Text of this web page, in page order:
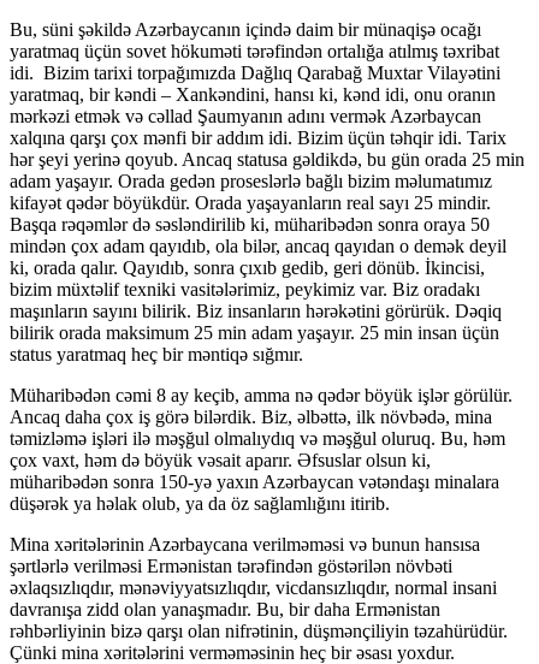
Bu, süni şəkildə Azərbaycanın içində daim bir münaqişə ocağı
yaratmaq üçün sovet hökuməti tərəfindən ortalığa atılmış təxribat
idi. Bizim tarixi torpağımızda Dağlıq Qarabağ Muxtar Vilayətini
yaratmaq, bir kəndi – Xankəndini, hansı ki, kənd idi, onu oranın
mərkəzi etmək və cəllad Şaumyanın adını vermək Azərbaycan
xalqına qarşı çox mənfi bir addım idi. Bizim üçün təhqir idi. Tarix
hər şeyi yerinə qoyub. Ancaq statusa gəldikdə, bu gün orada 25 min
adam yaşayır. Orada gedən proseslərlə bağlı bizim məlumatımız
kifayət qədər böyükdür. Orada yaşayanların real sayı 25 mindir.
Başqa rəqəmlər də səsləndirilib ki, müharibədən sonra oraya 50
mindən çox adam qayıdıb, ola bilər, ancaq qayıdan o demək deyil
ki, orada qalır. Qayıdıb, sonra çıxıb gedib, geri dönüb. İkincisi,
bizim müxtəlif texniki vasitələrimiz, peykimiz var. Biz oradakı
maşınların sayını bilirik. Biz insanların hərəkətini görürük. Dəqiq
bilirik orada maksimum 25 min adam yaşayır. 25 min insan üçün
status yaratmaq heç bir məntiqə sığmır.
Müharibədən cəmi 8 ay keçib, amma nə qədər böyük işlər görülür.
Ancaq daha çox iş görə bilərdik. Biz, əlbəttə, ilk növbədə, mina
təmizləmə işləri ilə məşğul olmalıydıq və məşğul oluruq. Bu, həm
çox vaxt, həm də böyük vəsait aparır. Əfsuslar olsun ki,
müharibədən sonra 150-yə yaxın Azərbaycan vətəndaşı minalara
düşərək ya həlak olub, ya da öz sağlamlığını itirib.
Mina xəritələrinin Azərbaycana verilməməsi və bunun hansısa
şərtlərlə verilməsi Ermənistan tərəfindən göstərilən növbəti
əxlaqsızlıqdır, mənəviyyatsızlıqdır, vicdansızlıqdır, normal insani
davranışa zidd olan yanaşmadır. Bu, bir daha Ermənistan
rəhbərliyinin bizə qarşı olan nifrətinin, düşmənçiliyin təzahürüdür.
Çünki mina xəritələrini verməməsinin heç bir əsası yoxdur.